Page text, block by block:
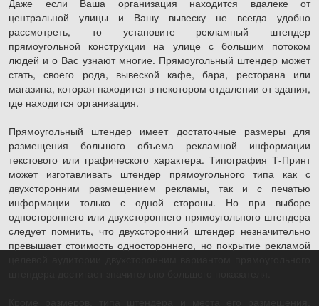
Даже если Ваша организация находится вдалеке от
центральной улицы и Вашу вывеску не всегда удобно
рассмотреть, то установите рекламный штендер
прямоугольной конструкции на улице с большим потоком
людей и о Вас узнают многие. Прямоугольный штендер может
стать, своего рода, вывеской кафе, бара, ресторана или
магазина, которая находится в некотором отдалении от здания,
где находится организация.
Прямоугольный штендер имеет достаточные размеры для
размещения большого объема рекламной информации
текстового или графического характера. Типография Т-Принт
может изготавливать штендер прямоугольного типа как с
двухсторонним размещением рекламы, так и с печатью
информации только с одной стороны. Но при выборе
одностороннего или двухстороннего прямоугольного штендера
следует помнить, что двухсторонний штендер незначительно
превышает стоимость одностороннего, но покрытие рекламой